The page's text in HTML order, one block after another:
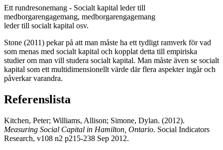
Ett rundresonemang - Socialt kapital leder till
medborgarengagemang, medborgarengagemang
leder till socialt kapital osv.
Stone (2011) pekar på att man måste ha ett tydligt ramverk för vad
som menas med socialt kapital och kopplat detta till empiriska
studier om man vill studera socialt kapital. Man måste även se socialt
kapital som ett multidimensionellt värde där flera aspekter ingår och
påverkar varandra.
Referenslista
Kitchen, Peter; Williams, Allison; Simone, Dylan. (2012).
Measuring Social Capital in Hamilton, Ontario. Social Indicators
Research, v108 n2 p215-238 Sep 2012.